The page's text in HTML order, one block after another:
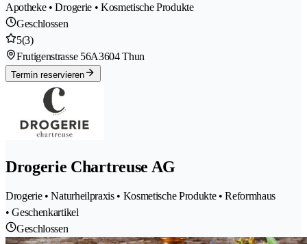
Apotheke • Drogerie • Kosmetische Produkte
Geschlossen
5(3)
Frutigenstrasse 56A3604 Thun
Termin reservieren
Drogerie Chartreuse AG
Drogerie • Naturheilpraxis • Kosmetische Produkte • Reformhaus
• Geschenkartikel
Geschlossen